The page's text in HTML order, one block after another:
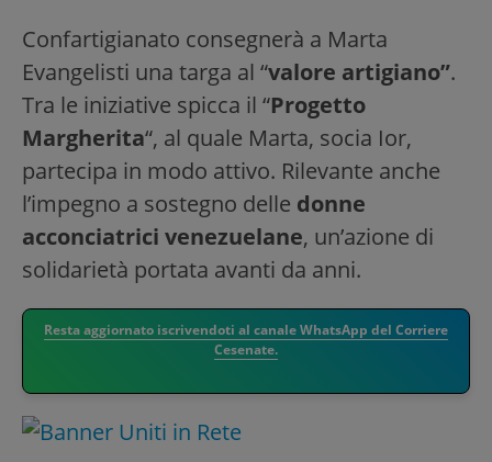
Confartigianato consegnerà a Marta
Evangelisti una targa al “valore artigiano”.
Tra le iniziative spicca il “Progetto
Margherita“, al quale Marta, socia Ior,
partecipa in modo attivo. Rilevante anche
l’impegno a sostegno delle donne
acconciatrici venezuelane, un’azione di
solidarietà portata avanti da anni.
Resta aggiornato iscrivendoti al canale WhatsApp del Corriere
Cesenate.